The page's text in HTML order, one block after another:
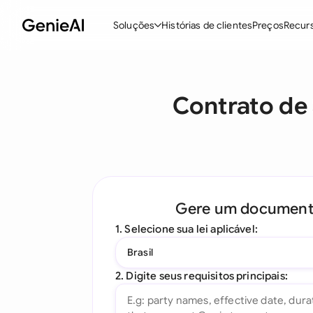
Soluções
Criar Contratos
Add-in para Word
Histórias de clientesPreços
Contrato de
Gere um
1. Selecione sua lei aplicável:
Brasil
2. Digite seus requisitos principais: